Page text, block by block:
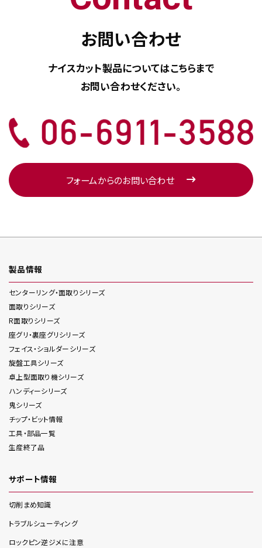
お問い合わせ
ナイスカット製品についてはこちらまで
お問い合わせください。
フォームからのお問い合わせ
製品情報
センターリング・面取りシリーズ
面取りシリーズ
R面取りシリーズ
座グリ・裏座グリシリーズ
フェイス・ショルダーシリーズ
旋盤工具シリーズ
卓上型面取り機シリーズ
ハンディーシリーズ
鬼シリーズ
チップ・ビット情報
工具・部品一覧
生産終了品
サポート情報
切削まめ知識
トラブルシューティング
ロックピン逆ジメに注意